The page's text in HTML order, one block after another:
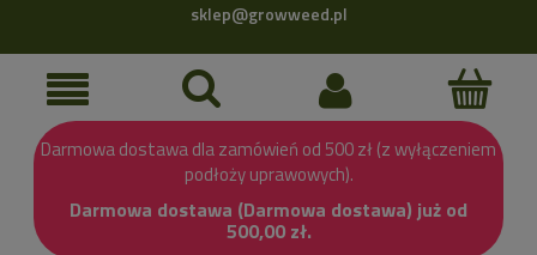
sklep@growweed.pl
Darmowa dostawa dla zamówień od 500 zł (z wyłączeniem
podłoży uprawowych).
Darmowa dostawa (Darmowa dostawa) już od
500,00 zł.